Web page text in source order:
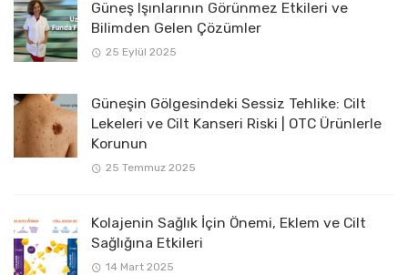
Güneş Işınlarının Görünmez Etkileri ve
Bilimden Gelen Çözümler
25 Eylül 2025
Güneşin Gölgesindeki Sessiz Tehlike: Cilt
Lekeleri ve Cilt Kanseri Riski | OTC Ürünlerle
Korunun
25 Temmuz 2025
Kolajenin Sağlık İçin Önemi, Eklem ve Cilt
Sağlığına Etkileri
14 Mart 2025